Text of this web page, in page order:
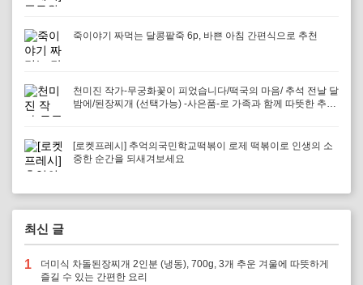
죽이야기 짜먹는 달콩팥죽 6p, 바쁜 아침 간편식으로 추천
천미진 작가-무궁화꽃이 피었습니다/떡국의 마음/ 추석 전날 달
밤에/된장찌개 (선택가능) -사은품-로 가족과 함께 따뜻한 추억
[로켓프레시] 추억의국민학교떡볶이 로제 떡볶이로 인생의 소
중한 순간을 되새겨보세요
최신 글
1
더미식 차돌된장찌개 2인분 (냉동), 700g, 3개 추운 겨울에 따뜻하게
즐길 수 있는 간편한 요리